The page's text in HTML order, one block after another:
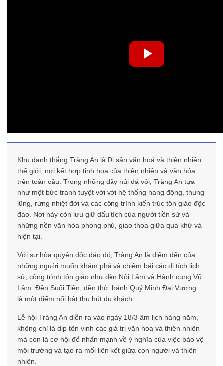
Khu danh thắng Tràng An là Di sản văn hoá và thiên nhiên
thế giới, nơi kết hợp tinh hoa của thiên nhiên và văn hóa
trên toàn cầu. Trong những dãy núi đá vôi, Tràng An tựa
như một bức tranh tuyệt vời với hệ thống hang động, thung
lũng, rừng nhiệt đới và các công trình kiến trúc tôn giáo độc
đáo. Nơi này còn lưu giữ dấu tích của người tiền sử và
những nền văn hóa phong phú, giao thoa giữa quá khứ và
hiện tại.
Với sự hòa quyện độc đáo đó, Tràng An là điểm đến của
những người muốn khám phá và chiêm bái các di tích lịch
sử, công trình tôn giáo như đền Nội Lâm và Hành cung Vũ
Lâm. Đền Suối Tiên, đền thờ thánh Quý Minh Đại Vương...
là một điểm nổi bật thu hút du khách.
Lễ hội Tràng An diễn ra vào ngày 18/3 âm lịch hàng năm,
không chỉ là dịp tôn vinh các giá trị văn hóa và thiên nhiên
mà còn là cơ hội để nhấn mạnh về ý nghĩa của việc bảo vệ
môi trường và tạo ra mối liên kết giữa con người và thiên
nhiên.